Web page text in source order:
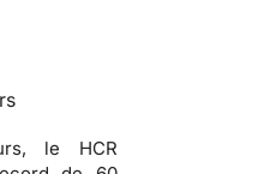
le HCR